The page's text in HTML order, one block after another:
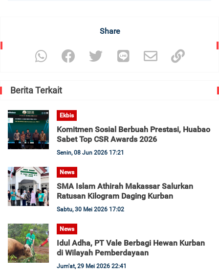
Share
Berita Terkait
Ekbis
Komitmen Sosial Berbuah Prestasi, Huabao
Sabet Top CSR Awards 2026
Senin, 08 Jun 2026 17:21
News
SMA Islam Athirah Makassar Salurkan
Ratusan Kilogram Daging Kurban
Sabtu, 30 Mei 2026 17:02
News
Idul Adha, PT Vale Berbagi Hewan Kurban
di Wilayah Pemberdayaan
Jum'at, 29 Mei 2026 22:41